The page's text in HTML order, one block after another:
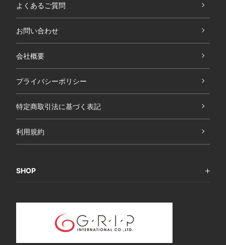
よくあるご質問
お問い合わせ
会社概要
プライバシーポリシー
特定商取引法に基づく表記
利用規約
SHOP